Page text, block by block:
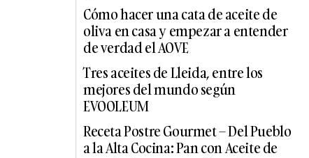
Cómo hacer una cata de aceite de
oliva en casa y empezar a entender
de verdad el AOVE
Tres aceites de Lleida, entre los
mejores del mundo según
EVOOLEUM
Receta Postre Gourmet – Del Pueblo
a la Alta Cocina: Pan con Aceite de